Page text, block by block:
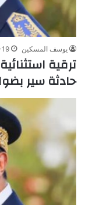
يوسف المسكين
ترقية
حادثة سير